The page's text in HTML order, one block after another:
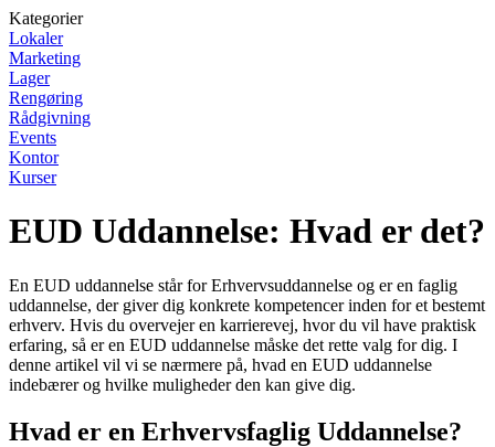
Kategorier
Lokaler
Marketing
Lager
Rengøring
Rådgivning
Events
Kontor
Kurser
EUD Uddannelse: Hvad er det?
En EUD uddannelse står for Erhvervsuddannelse og er en faglig
uddannelse, der giver dig konkrete kompetencer inden for et bestemt
erhverv. Hvis du overvejer en karrierevej, hvor du vil have praktisk
erfaring, så er en EUD uddannelse måske det rette valg for dig. I
denne artikel vil vi se nærmere på, hvad en EUD uddannelse
indebærer og hvilke muligheder den kan give dig.
Hvad er en Erhvervsfaglig Uddannelse?